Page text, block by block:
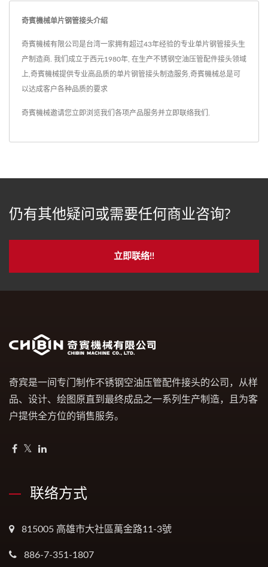
奇賓機械单片钢管接头介绍
奇賓機械有限公司是台湾一家拥有超过43年经验的专业单片钢管接头生
产制造商. 我们成立于西元1980年, 在生产不锈钢空油压管配件接头领域
上,奇賓機械提供专业高品质的单片钢管接头制造服务,奇賓機械总是可
以达成客户各种品质的要求
奇賓機械邀请您立即浏览我们各项产品服务并立即联络我们
仍有其他疑问或需要任何商业咨询?
立即联络!!
奇宾是一间专门制作不锈钢空油压管配件接头的公司，从样
品、设计、绘图原直到最终成品之一系列生产制造，且为客
户提供全方位的销售服务。
联络方式
815005 高雄市大社區萬金路11-3號
886-7-351-1807